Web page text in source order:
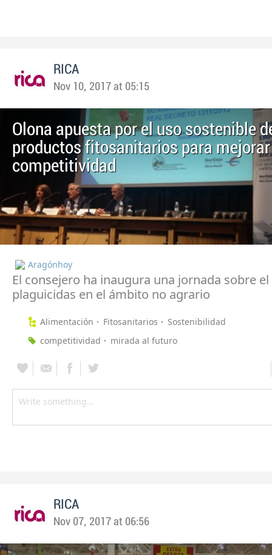
RICA
Nov 10, 2017 at 05:15
Olona apuesta por el uso sostenible
productos fitosanitarios para
competitividad
Aragónhoy
El consejero ha inaugura una jornada sobre
plaguicidas en el ámbito no agrario
Alimentación Fitosanitarios
Sostenibilidad
competitividad
mirada al futuro
RICA
Nov 07, 2017 at 06:56